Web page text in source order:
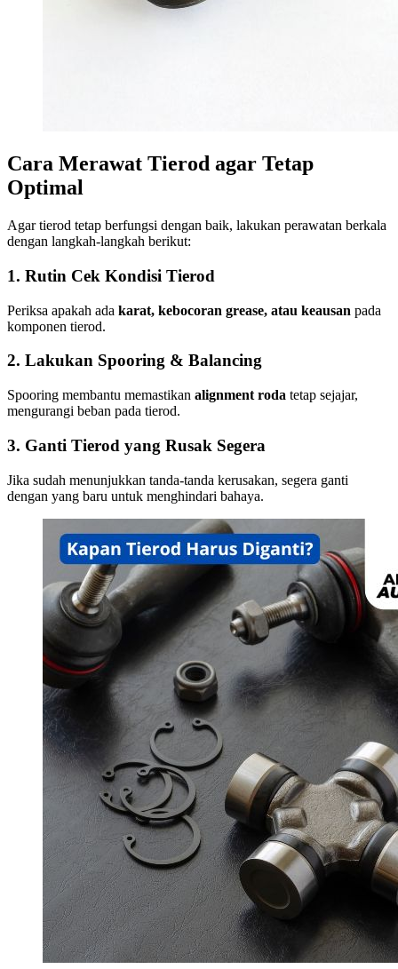
Cara Merawat Tierod agar Tetap
Optimal
Agar tierod tetap berfungsi dengan baik, lakukan perawatan berkala
dengan langkah-langkah berikut:
1. Rutin Cek Kondisi Tierod
Periksa apakah ada karat, kebocoran grease, atau keausan pada
komponen tierod.
2. Lakukan Spooring & Balancing
Spooring membantu memastikan alignment roda tetap sejajar,
mengurangi beban pada tierod.
3. Ganti Tierod yang Rusak Segera
Jika sudah menunjukkan tanda-tanda kerusakan, segera ganti
dengan yang baru untuk menghindari bahaya.